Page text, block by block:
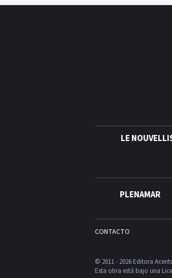
LE
PLENAMAR
CONTACTO
© 2011 - 2026 Editora
Esta obra está bajo una